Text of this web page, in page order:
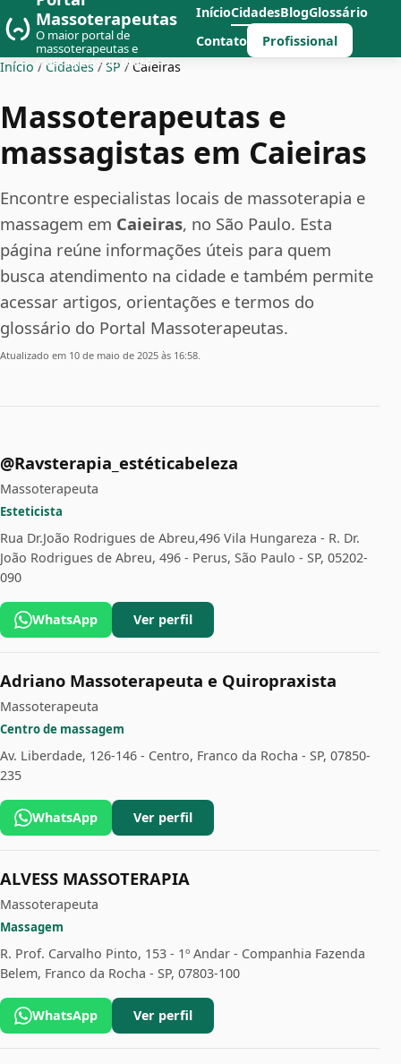
Massoterapeutas
O maior portal de
massoterapeutas e
massagistas do Brasil
InícioCidadesBlogGlossário
Contato
Profissional
Início / Cidades / SP / Caieiras
Massoterapeutas e
massagistas em Caieiras
Encontre especialistas locais de massoterapia e
massagem em Caieiras, no São Paulo. Esta
página reúne informações úteis para quem
busca atendimento na cidade e também permite
acessar artigos, orientações e termos do
glossário do Portal Massoterapeutas.
Atualizado em 10 de maio de 2025 às 16:58.
@Ravsterapia_estéticabeleza
Massoterapeuta
Esteticista
Rua Dr.João Rodrigues de Abreu,496 Vila Hungareza - R. Dr.
João Rodrigues de Abreu, 496 - Perus, São Paulo - SP, 05202-
090
WhatsApp Ver perfil
Adriano Massoterapeuta e Quiropraxista
Massoterapeuta
Centro de massagem
Av. Liberdade, 126-146 - Centro, Franco da Rocha - SP, 07850-
235
WhatsApp Ver perfil
ALVESS MASSOTERAPIA
Massoterapeuta
Massagem
R. Prof. Carvalho Pinto, 153 - 1º Andar - Companhia Fazenda
Belem, Franco da Rocha - SP, 07803-100
WhatsApp Ver perfil